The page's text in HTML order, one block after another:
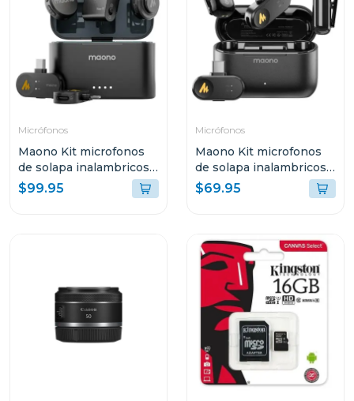
Micrófonos
Maono Kit microfonos
de solapa inalambricos
wave t5
$99.95
Micrófonos
Maono Kit microfonos
de solapa inalambricos
wave t1 mini
$69.95